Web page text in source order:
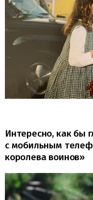
Интересно, как бы
с мобильным
королева воинов»